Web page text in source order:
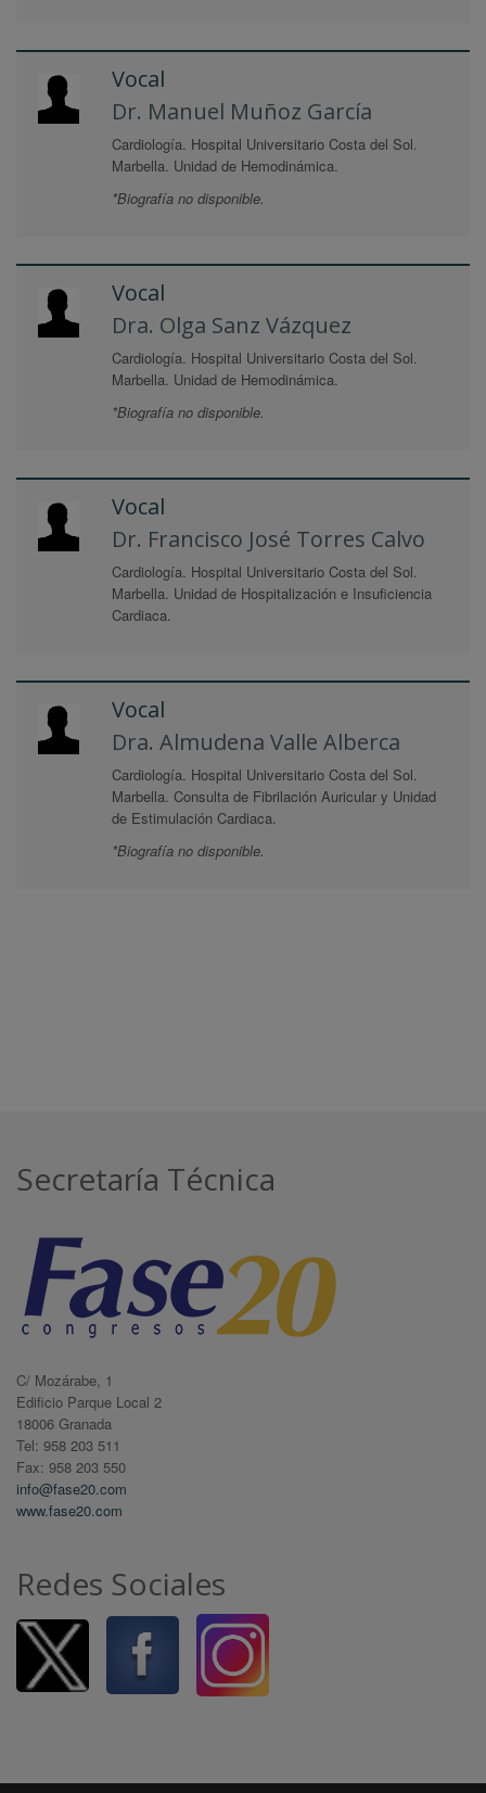
Vocal
Dr. Manuel Muñoz García
Cardiología. Hospital Universitario Costa del Sol.
Marbella. Unidad de Hemodinámica.
*Biografía no disponible.
Vocal
Dra. Olga Sanz Vázquez
Cardiología. Hospital Universitario Costa del Sol.
Marbella. Unidad de Hemodinámica.
*Biografía no disponible.
Vocal
Dr. Francisco José Torres Calvo
Cardiología. Hospital Universitario Costa del Sol.
Marbella. Unidad de Hospitalización e Insuficiencia
Cardiaca.
Vocal
Dra. Almudena Valle Alberca
Cardiología. Hospital Universitario Costa del Sol.
Marbella. Consulta de Fibrilación Auricular y Unidad
de Estimulación Cardiaca.
*Biografía no disponible.
Secretaría Técnica
C/ Mozárabe, 1
Edificio Parque Local 2
18006 Granada
Tel: 958 203 511
Fax: 958 203 550
info@fase20.com
www.fase20.com
Redes Sociales